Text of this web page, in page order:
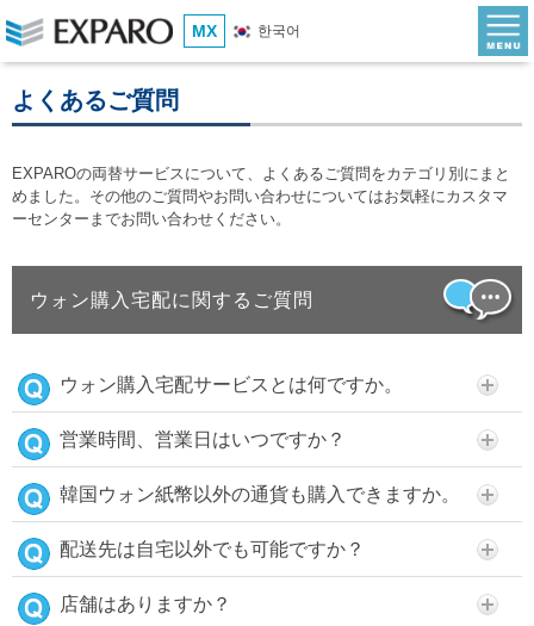
MX 한국어
よくあるご質問
EXPAROの両替サービスについて、よくあるご質問をカテゴリ別にまと
めました。その他のご質問やお問い合わせについてはお気軽にカスタマ
ーセンターまでお問い合わせください。
ウォン購入宅配に関するご質問
ウォン購入宅配サービスとは何ですか。
営業時間、営業日はいつですか？
韓国ウォン紙幣以外の通貨も購入できますか。
配送先は自宅以外でも可能ですか？
店舗はありますか？